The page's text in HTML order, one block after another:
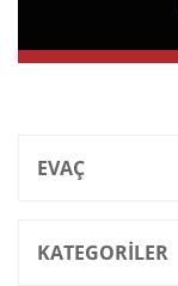
EVAÇ
KATEGORİLER